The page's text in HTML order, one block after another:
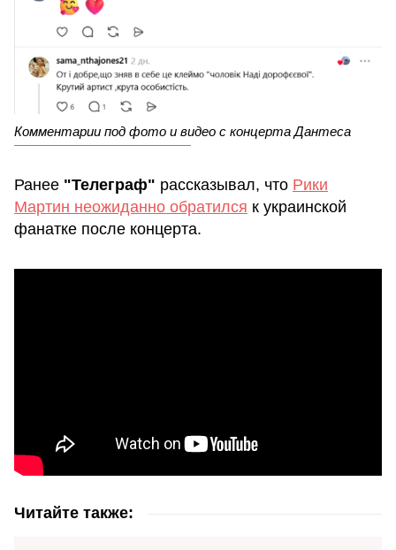
Комментарии под фото и видео с концерта Дантеса
Ранее "Телеграф" рассказывал, что Рики
Мартин неожиданно обратился к украинской
фанатке после концерта.
Читайте также: